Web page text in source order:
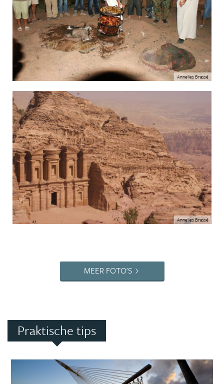
Annelies Brassé
Annelies Brassé
MEER FOTO'S
Praktische tips